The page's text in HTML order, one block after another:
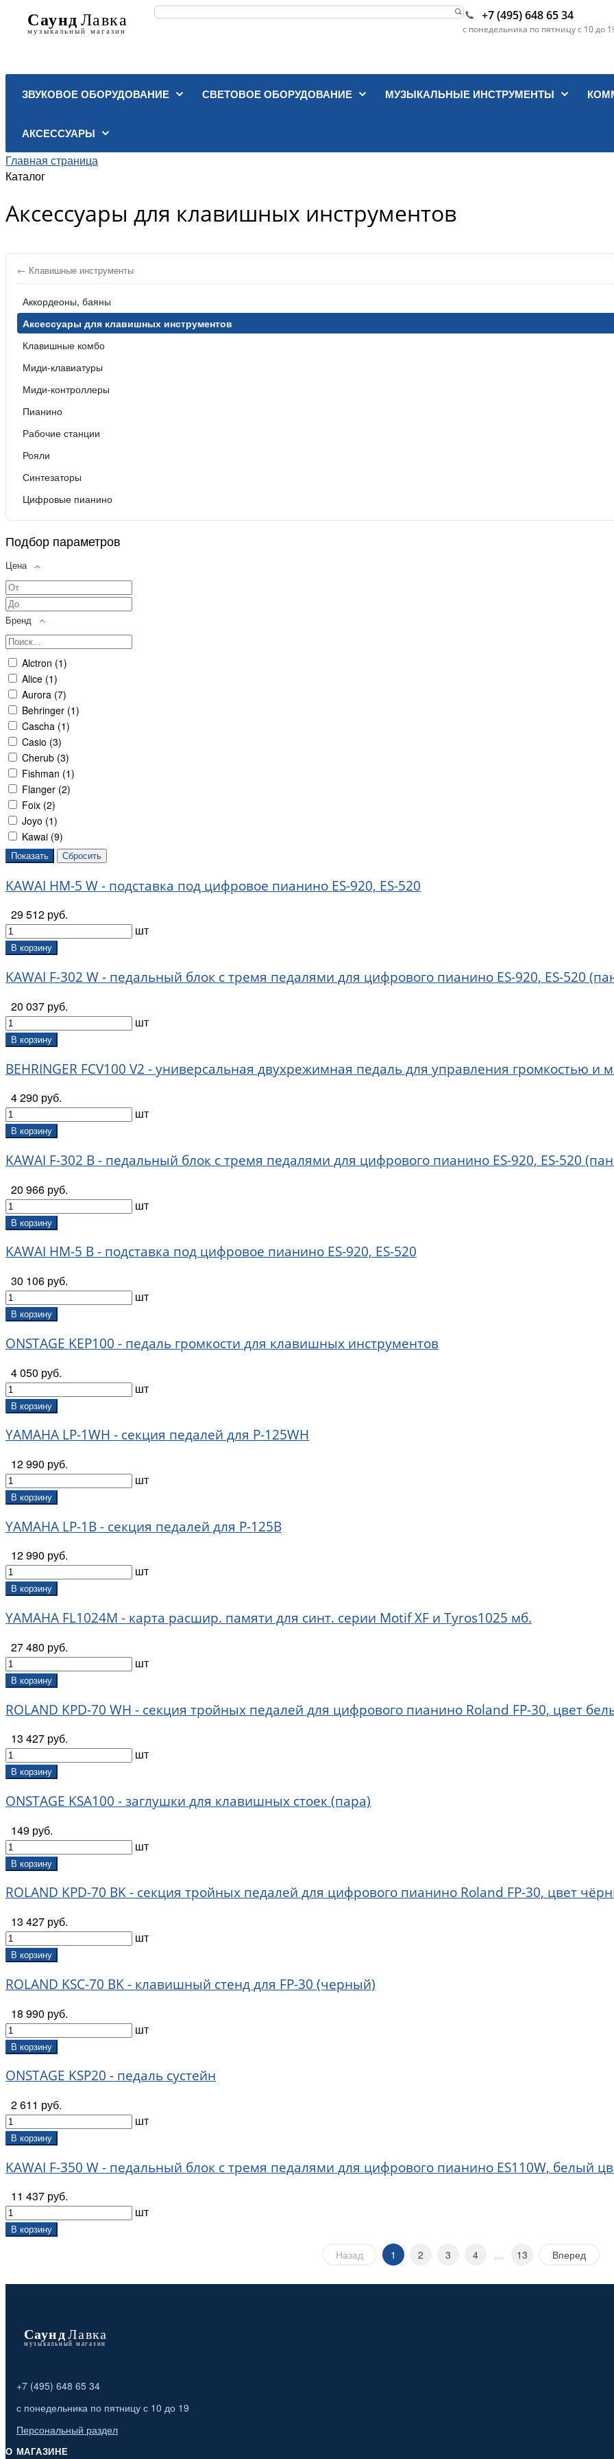
+7 (495) 648 65 34
с понедельника по пятницу с 10 до
ЗВУКОВОЕ ОБОРУДОВАНИЕ СВЕТОВОЕ ОБОРУДОВАНИЕ МУЗЫКАЛЬНЫЕ ИНСТРУМЕНТЫ
АКСЕССУАРЫ
Главная страница
Каталог
Аксессуары для клавишных инструментов
← Клавишные инструменты
Аккордеоны, баяны
Аксессуары для клавишных инструментов
Клавишные комбо
Миди-клавиатуры
Миди-контроллеры
Пианино
Рабочие станции
Рояли
Синтезаторы
Цифровые пианино
Подбор параметров
Цена
Бренд
Alctron (1)
Alice (1)
Aurora (7)
Behringer (1)
Cascha (1)
Casio (3)
Cherub (3)
Fishman (1)
Flanger (2)
Foix (2)
Joyo (1)
Kawai (9)
Konig & Meyer (3)
MEZZO (2)
Musedo (2)
On-Stage (
Rin (13 )
Soundsation ( 1)
Wendl&Lung (
Yamaha (
KAWAI HM-5 W - подставка под цифровое пианино ES-920, ES-520
29 512 руб.
шт
В корзину
KAWAI F-302 W - педальный блок с тремя педалями для цифрового пианино ES-920, ES-520
20 037 руб.
шт
В корзину
BEHRINGER FCV100 V2 - универсальная двухрежимная педаль для управления громкостью и
4 290 руб.
шт
В корзину
KAWAI F-302 B - педальный блок с тремя педалями для цифрового пианино ES-920, ES-520
20 966 руб.
шт
В корзину
KAWAI HM-5 B - подставка под цифровое пианино ES-920, ES-520
30 106 руб.
шт
В корзину
ONSTAGE KEP100 - педаль громкости для клавишных инструментов
4 050 руб.
шт
В корзину
YAMAHA LP-1WH - секция педалей для P-125WH
12 990 руб.
шт
В корзину
YAMAHA LP-1B - секция педалей для P-125B
12 990 руб.
шт
В корзину
YAMAHA FL1024M - карта расшир. памяти для cинт. серии Motif XF и Tyros1025 мб.
27 480 руб.
шт
В корзину
ROLAND KPD-70 WH - секция тройных педалей для цифрового пианино Roland FP-30, цвет
13 427 руб.
шт
В корзину
ONSTAGE KSA100 - заглушки для клавишных стоек (пара)
149 руб.
шт
В корзину
ROLAND KPD-70 BK - секция тройных педалей для цифрового пианино Roland FP-30, цвет
13 427 руб.
шт
В корзину
ROLAND KSC-70 BK - клавишный стенд для FP-30 (черный)
18 990 руб.
шт
В корзину
ONSTAGE KSP20 - педаль сустейн
2 611 руб.
шт
В корзину
KAWAI F-350 W - педальный блок с тремя педалями для цифрового пианино ES110W, белый
11 437 руб.
шт
В корзину
Назад 1 2 3 4 … 13 Вперед
+7 (495) 648 65 34
с понедельника по пятницу с 10 до 19
Персональный раздел
О МАГАЗИНЕ